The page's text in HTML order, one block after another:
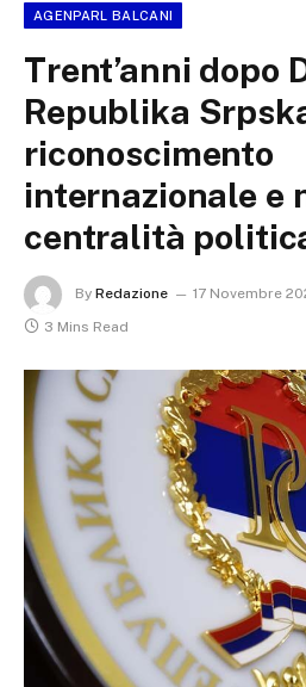
AGENPARL BALCANI
Trent’anni dopo
Republika
riconoscimento
internazionale e
centralità
By Redazione 17 Novembre
3 Mins Read